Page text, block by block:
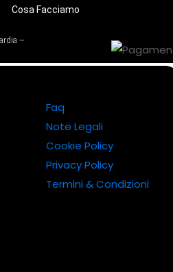
Cosa Facciamo
–
Faq
Note Legali
Cookie Policy
Privacy Policy
Termini & Condizioni